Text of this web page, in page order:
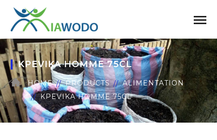
KPEVIKA HOMME 75CL
HOME PRODUCTS
ALIMENTATION
KPEVIKA HOMME 75CL